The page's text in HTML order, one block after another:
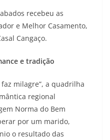
recebeu as
e Melhor Casamento,
Cangaço.
e tradição
faz milagre”, a quadrilha
regional
Norma do Bem
por um marido,
o resultado das